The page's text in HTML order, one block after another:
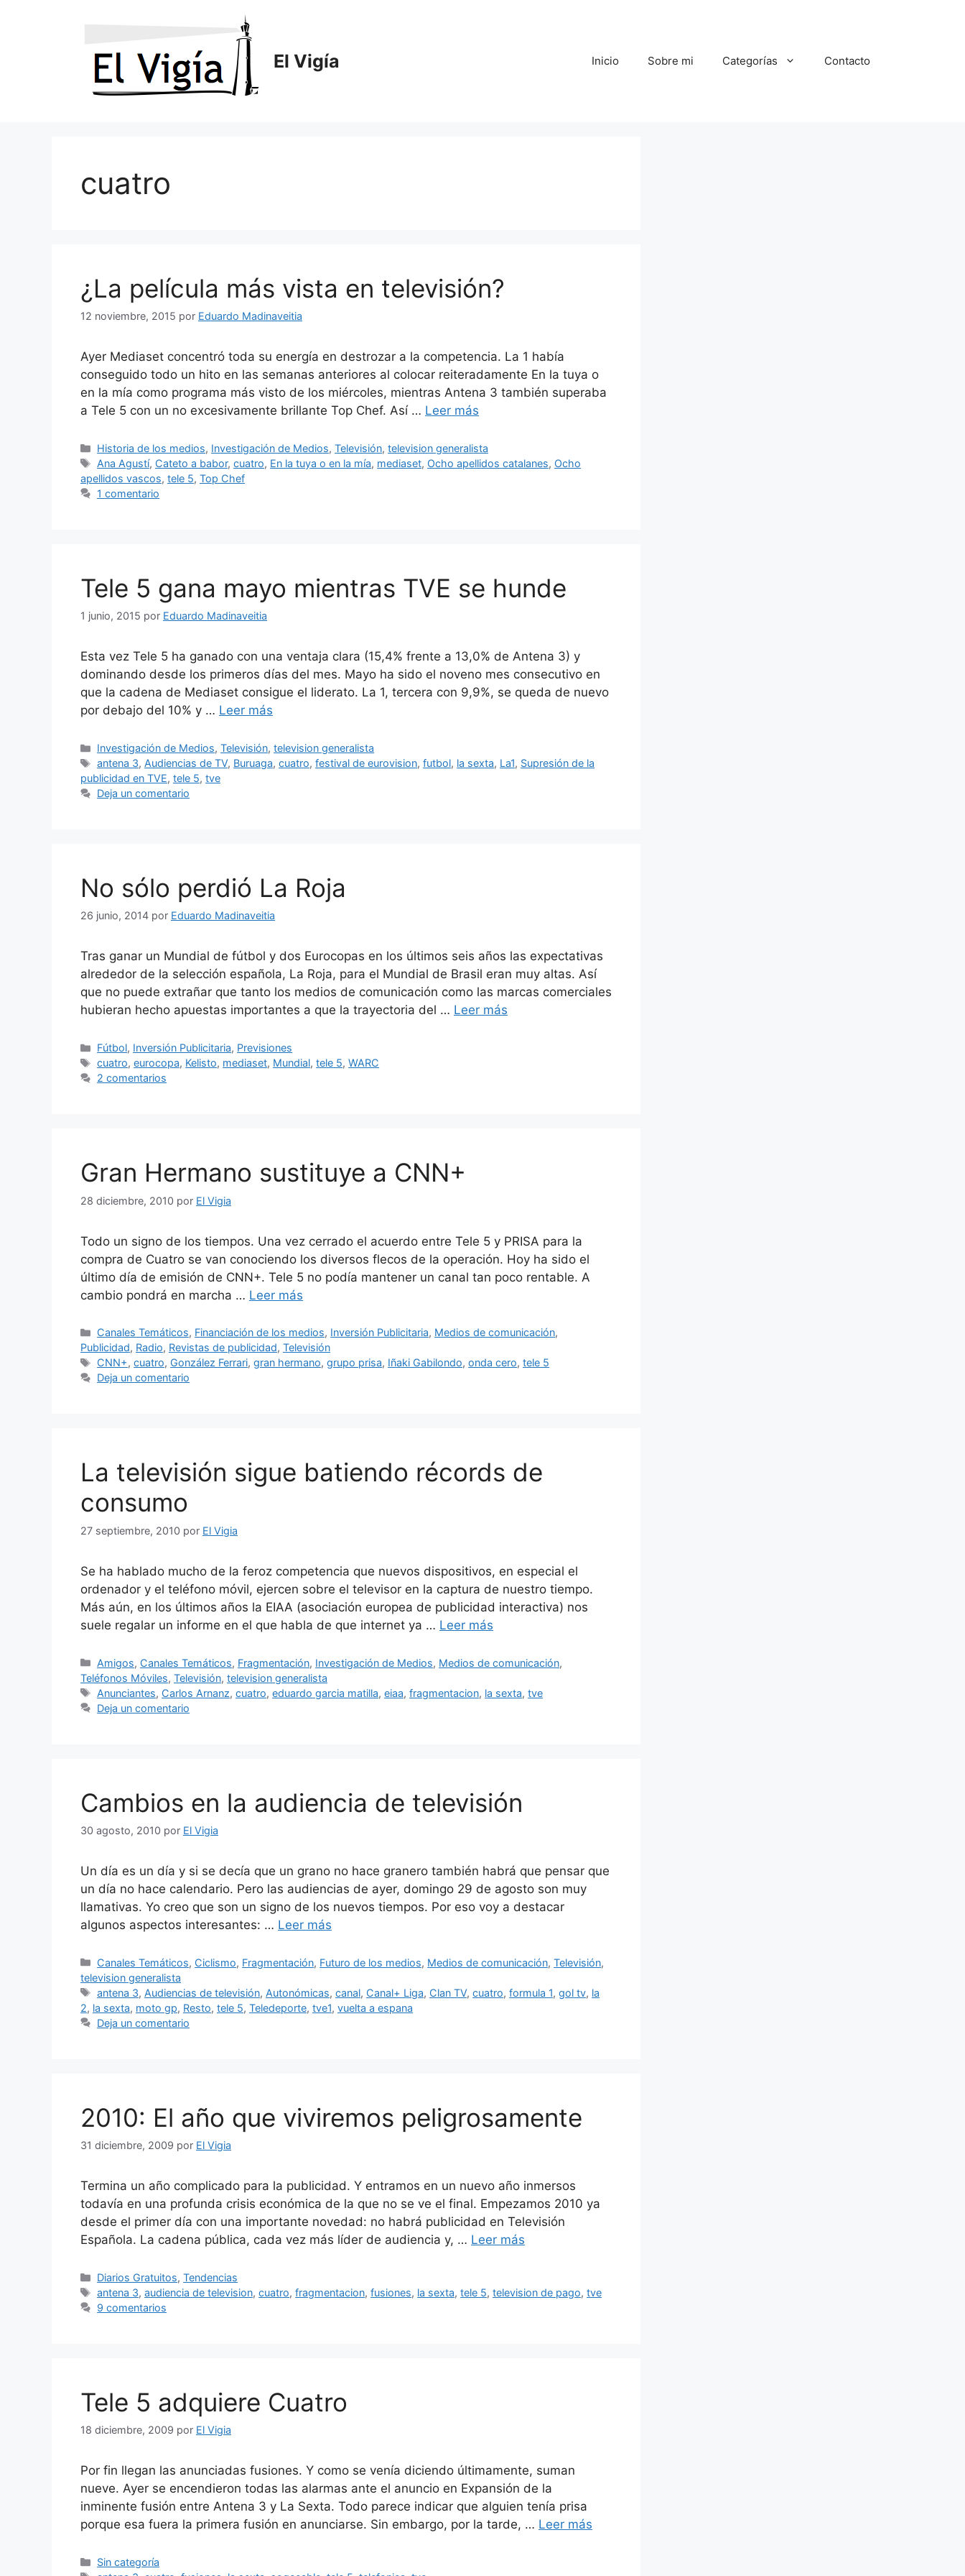
El Vigía Inicio Sobre mi Categorías Contacto
cuatro
¿La película más vista en televisión?
12 noviembre, 2015 por Eduardo Madinaveitia
Ayer Mediaset concentró toda su energía en destrozar a la competencia. La 1 había
conseguido todo un hito en las semanas anteriores al colocar reiteradamente En la tuya o
en la mía como programa más visto de los miércoles, mientras Antena 3 también superaba
a Tele 5 con un no excesivamente brillante Top Chef. Así … Leer más
Categorías
Historia de los medios, Investigación de Medios,Televisión,television generalista
Etiquetas
Ana Agustí, Cateto a babor,cuatro, En la tuya o en la mía, mediaset, Ocho apellidos catalanes, Ocho
apellidos vascos, tele 5, Top Chef
1 comentario
Tele 5 gana mayo mientras TVE se hunde
1 junio, 2015 por Eduardo Madinaveitia
Esta vez Tele 5 ha ganado con una ventaja clara (15,4% frente a 13,0% de Antena 3) y
dominando desde los primeros días del mes. Mayo ha sido el noveno mes consecutivo en
que la cadena de Mediaset consigue el liderato. La 1, tercera con 9,9%, se queda de nuevo
por debajo del 10% y … Leer más
Categorías
Investigación de Medios,Televisión,television generalista
Etiquetas
antena 3, Audiencias de TV, Buruaga,cuatro,festival de eurovision,futbol, la sexta, La1, Supresión de la
publicidad en TVE, tele 5, tve
Deja un comentario
No sólo perdió La Roja
26 junio, 2014 por Eduardo Madinaveitia
Tras ganar un Mundial de fútbol y dos Eurocopas en los últimos seis años las expectativas
alrededor de la selección española, La Roja, para el Mundial de Brasil eran muy altas. Así
que no puede extrañar que tanto los medios de comunicación como las marcas comerciales
hubieran hecho apuestas importantes a que la trayectoria del … Leer más
Categorías
Fútbol, Inversión Publicitaria, Previsiones
Etiquetas
cuatro,eurocopa, Kelisto, mediaset, Mundial,tele 5,WARC
2 comentarios
Gran Hermano sustituye a CNN+
28 diciembre, 2010 por El Vigia
Todo un signo de los tiempos. Una vez cerrado el acuerdo entre Tele 5 y PRISA para la
compra de Cuatro se van conociendo los diversos flecos de la operación. Hoy ha sido el
último día de emisión de CNN+. Tele 5 no podía mantener un canal tan poco rentable. A
cambio pondrá en marcha … Leer más
Categorías
Canales Temáticos, Financiación de los medios, Inversión Publicitaria, Medios de comunicación,
Publicidad, Radio, Revistas de publicidad, Televisión
Etiquetas
CNN+,cuatro, González Ferrari,gran hermano,grupo prisa, Iñaki Gabilondo,onda cero,tele 5
Deja un comentario
La televisión sigue batiendo récords de
consumo
27 septiembre, 2010 por El Vigia
Se ha hablado mucho de la feroz competencia que nuevos dispositivos, en especial el
ordenador y el teléfono móvil, ejercen sobre el televisor en la captura de nuestro tiempo.
Más aún, en los últimos años la EIAA (asociación europea de publicidad interactiva) nos
suele regalar un informe en el que habla de que internet ya … Leer más
Categorías
Amigos, Canales Temáticos, Fragmentación, Investigación de Medios, Medios de comunicación,
Teléfonos Móviles, Televisión, television generalista
Etiquetas
Anunciantes, Carlos Arnanz,cuatro,eduardo garcia matilla,eiaa,fragmentacion, la sexta,tve
Deja un comentario
Cambios en la audiencia de televisión
30 agosto, 2010 por El Vigia
Un día es un día y si se decía que un grano no hace granero también habrá que pensar que
un día no hace calendario. Pero las audiencias de ayer, domingo 29 de agosto son muy
llamativas. Yo creo que son un signo de los nuevos tiempos. Por eso voy a destacar
algunos aspectos interesantes: … Leer más
Categorías
Canales Temáticos, Ciclismo, Fragmentación, Futuro de los medios, Medios de comunicación,Televisión,
television generalista
Etiquetas
antena 3, Audiencias de televisión, Autonómicas,canal, Canal+ Liga, Clan TV,cuatro,formula 1,gol tv, la
2, la sexta, moto gp, Resto, tele 5, Teledeporte, tve1, vuelta a espana
Deja un comentario
2010: El año que viviremos peligrosamente
31 diciembre, 2009 por El Vigia
Termina un año complicado para la publicidad. Y entramos en un nuevo año inmersos
todavía en una profunda crisis económica de la que no se ve el final. Empezamos 2010 ya
desde el primer día con una importante novedad: no habrá publicidad en Televisión
Española. La cadena pública, cada vez más líder de audiencia y, … Leer más
Categorías
Diarios Gratuitos,Tendencias
Etiquetas
antena 3,audiencia de television,cuatro,fragmentacion,fusiones, la sexta,tele 5,television de pago,tve
9 comentarios
Tele 5 adquiere Cuatro
18 diciembre, 2009 por El Vigia
Por fin llegan las anunciadas fusiones. Y como se venía diciendo últimamente, suman
nueve. Ayer se encendieron todas las alarmas ante el anuncio en Expansión de la
inminente fusión entre Antena 3 y La Sexta. Todo parece indicar que alguien tenía prisa
porque esa fuera la primera fusión en anunciarse. Sin embargo, por la tarde, … Leer más
Categorías
Sin categoría